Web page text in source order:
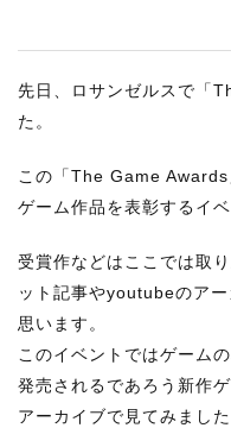
プライバシーポリシー
先日、ロサンゼルスで「
た。
この「The Game
ゲーム作品を表彰するイベ
受賞作などはここでは取
ット記事やyoutubeのア
思います。
このイベントではゲーム
発売されるであろう新作
アーカイブで見てみました